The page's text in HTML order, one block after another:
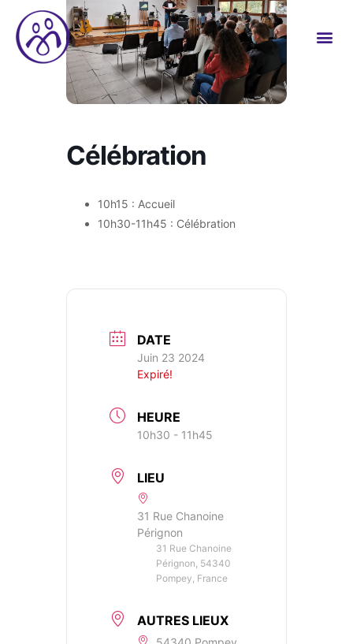
Célébration
10h15 : Accueil
10h30-11h45 : Célébration
DATE
Juin 23 2024
Expiré!
HEURE
10h30 - 11h45
LIEU
31 Rue Chanoine
Pérignon
31 Rue Chanoine
Pérignon, 54340
Pompey, France
AUTRES LIEUX